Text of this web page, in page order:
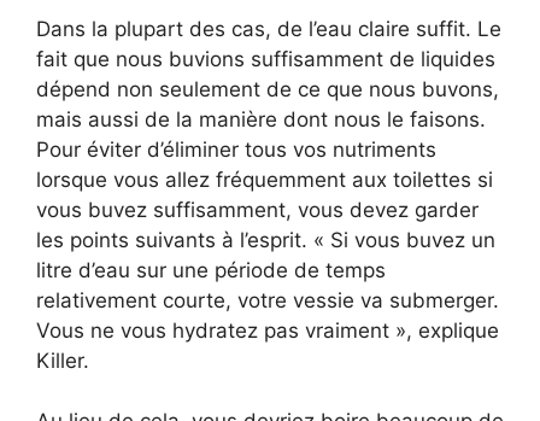
Dans la plupart des cas, de l’eau claire suffit. Le
fait que nous buvions suffisamment de liquides
dépend non seulement de ce que nous buvons,
mais aussi de la manière dont nous le faisons.
Pour éviter d’éliminer tous vos nutriments
lorsque vous allez fréquemment aux toilettes si
vous buvez suffisamment, vous devez garder
les points suivants à l’esprit. « Si vous buvez un
litre d’eau sur une période de temps
relativement courte, votre vessie va submerger.
Vous ne vous hydratez pas vraiment », explique
Killer.